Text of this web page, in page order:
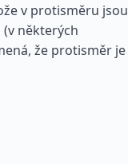
v protisměru jsou
některých
že protisměr je